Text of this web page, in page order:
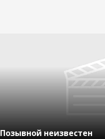
Позывной неизвестен